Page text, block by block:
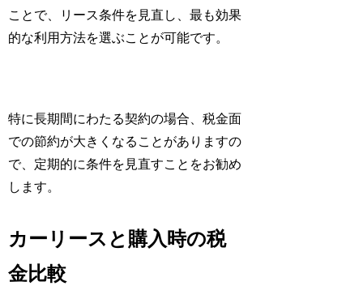
ことで、リース条件を見直し、最も効果
的な利用方法を選ぶことが可能です。
特に長期間にわたる契約の場合、税金面
での節約が大きくなることがありますの
で、定期的に条件を見直すことをお勧め
します。
カーリースと購入時の税
金比較